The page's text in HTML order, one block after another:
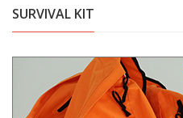
SURVIVAL KIT